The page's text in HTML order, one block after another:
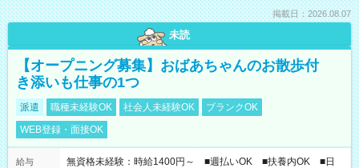
掲載日：2026.08.07
未読
【オープニング募集】おばあちゃんのお散歩付
き添いも仕事の1つ
派遣 職種未経験OK 社会人未経験OK
ブランクOK
WEB登録・面接OK
給与
無資格未経験：時給1400円～ ■週払いOK ■扶養内OK ■日